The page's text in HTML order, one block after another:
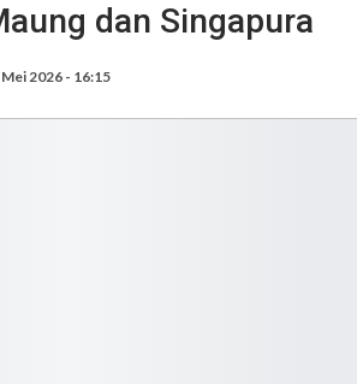
dan Singapura
Mei 2026 - 16:15